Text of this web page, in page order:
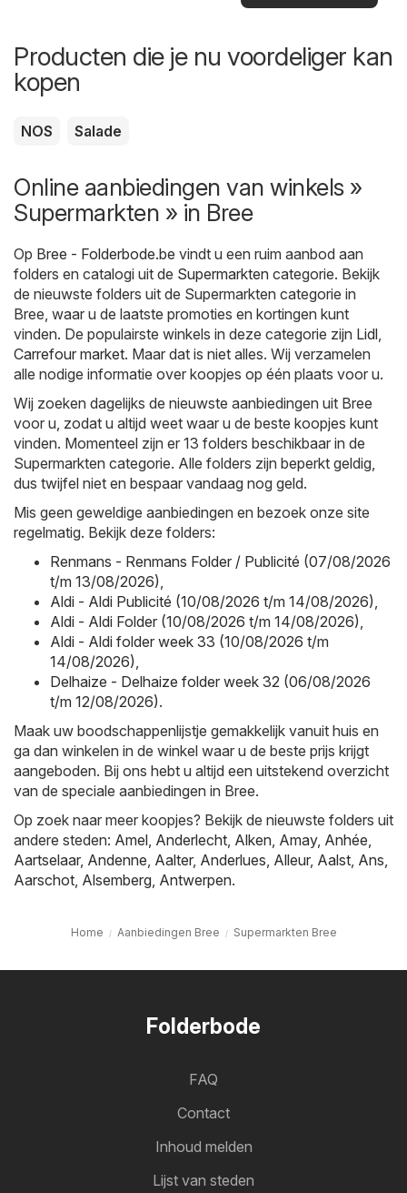
Producten die je nu voordeliger kan
kopen
NOS Salade
Online aanbiedingen van winkels »
Supermarkten » in Bree
Op Bree - Folderbode.be vindt u een ruim aanbod aan
folders en catalogi uit de Supermarkten categorie. Bekijk
de nieuwste folders uit de Supermarkten categorie in
Bree, waar u de laatste promoties en kortingen kunt
vinden. De populairste winkels in deze categorie zijn Lidl,
Carrefour market. Maar dat is niet alles. Wij verzamelen
alle nodige informatie over koopjes op één plaats voor u.
Wij zoeken dagelijks de nieuwste aanbiedingen uit Bree
voor u, zodat u altijd weet waar u de beste koopjes kunt
vinden. Momenteel zijn er 13 folders beschikbaar in de
Supermarkten categorie. Alle folders zijn beperkt geldig,
dus twijfel niet en bespaar vandaag nog geld.
Mis geen geweldige aanbiedingen en bezoek onze site
regelmatig. Bekijk deze folders:
Renmans - Renmans Folder / Publicité (07/08/2026
t/m 13/08/2026),
Aldi - Aldi Publicité (10/08/2026 t/m 14/08/2026),
Aldi - Aldi Folder (10/08/2026 t/m 14/08/2026),
Aldi - Aldi folder week 33 (10/08/2026 t/m
14/08/2026),
Delhaize - Delhaize folder week 32 (06/08/2026
t/m 12/08/2026).
Maak uw boodschappenlijstje gemakkelijk vanuit huis en
ga dan winkelen in de winkel waar u de beste prijs krijgt
aangeboden. Bij ons hebt u altijd een uitstekend overzicht
van de speciale aanbiedingen in Bree.
Op zoek naar meer koopjes? Bekijk de nieuwste folders uit
andere steden: Amel, Anderlecht, Alken, Amay, Anhée,
Aartselaar, Andenne, Aalter, Anderlues, Alleur, Aalst, Ans,
Aarschot, Alsemberg, Antwerpen.
Home Aanbiedingen Bree Supermarkten Bree
Folderbode
FAQ
Contact
Inhoud melden
Lijst van steden